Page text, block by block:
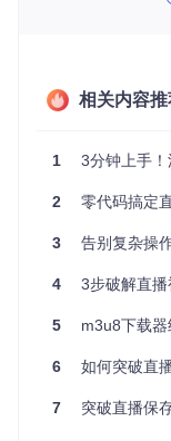
自动识别并解析
载一个包含300个
需3分钟即可完成。
失败自动重试与断
能成功下载。即使
相关内容推
1 3分钟上手！流媒
2 零代码搞定
3 告别复杂操作
4 3步破解直
5 m3u8下载
6 如何突破直播时效
7 突破直播保